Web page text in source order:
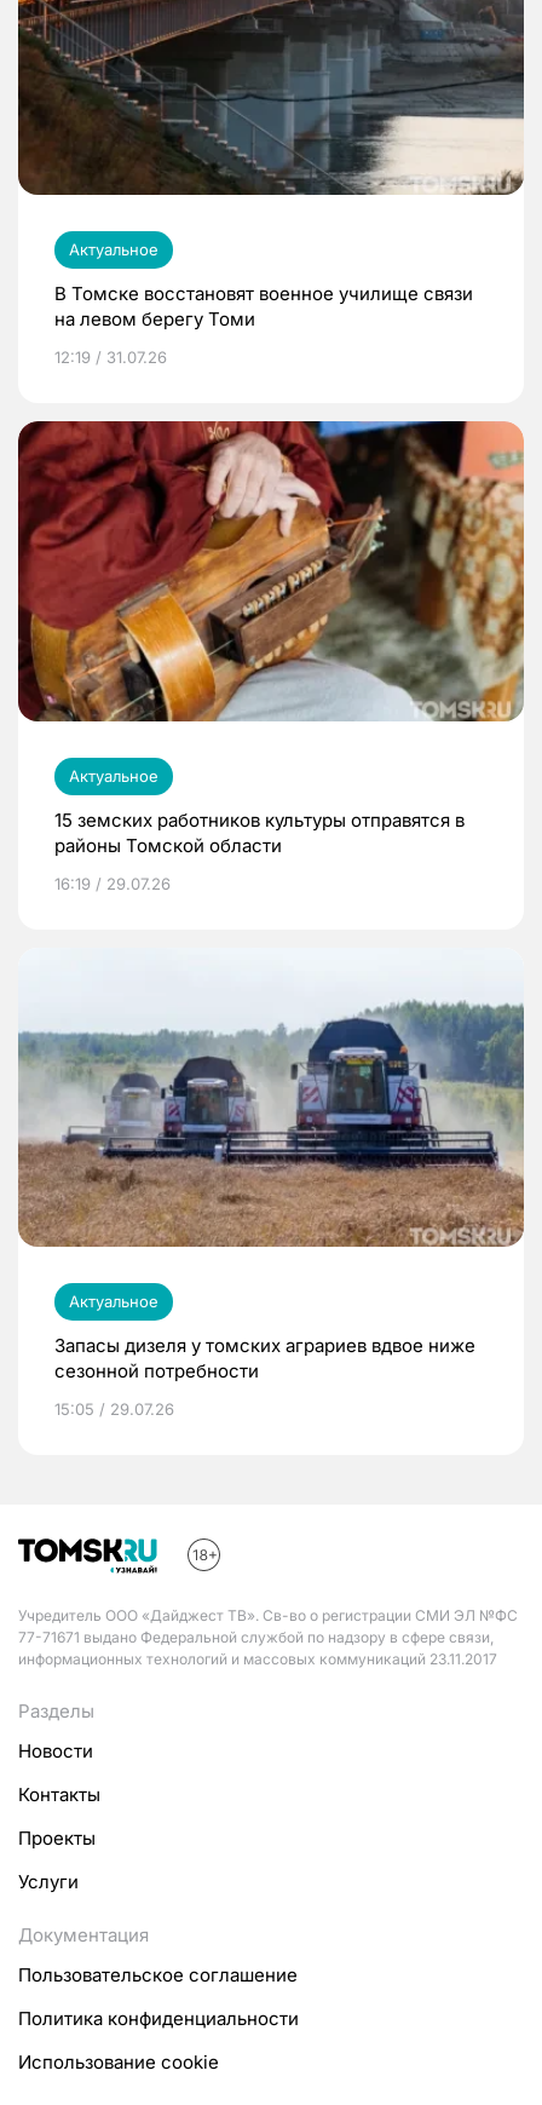
Актуальное
В Томске восстановят военное училище связи
на левом берегу Томи
12:19 / 31.07.26
Актуальное
15 земских работников культуры отправятся в
районы Томской области
16:19 / 29.07.26
Актуальное
Запасы дизеля у томских аграриев вдвое ниже
сезонной потребности
15:05 / 29.07.26
Учредитель ООО «Дайджест ТВ». Св-во о регистрации СМИ ЭЛ №ФС
77-71671 выдано Федеральной службой по надзору в сфере связи,
информационных технологий и массовых коммуникаций 23.11.2017
Разделы
Новости
Контакты
Проекты
Услуги
Документация
Пользовательское соглашение
Политика конфиденциальности
Использование cookie